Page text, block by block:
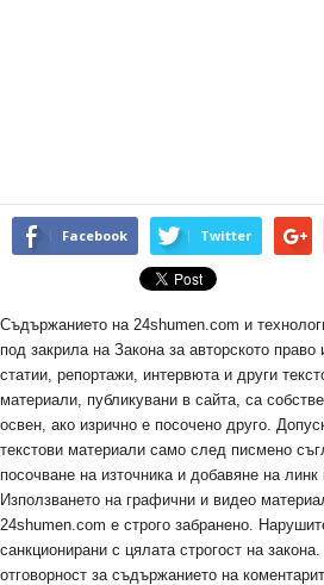
Facebook Twitter
Съдържанието на 24shumen.com и
под закрила на Закона за авторското
статии, репортажи, интервюта и други
материали, публикувани в сайта, са
освен, ако изрично е посочено друго.
текстови материали само след писмено
посочване на източника и добавяне на
Използването на графични и видео
24shumen.com е строго забранено.
санкционирани с цялата строгост на
отговорност за съдържанието на